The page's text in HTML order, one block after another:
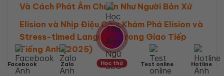
Và Cách Phát Âm Chuẩn Như Người Bản Xứ
Elision và Nhịp Điệu Câu: Khám Phá Elision và
Stress-timed Language trong Giao Tiếp
Tiếng Anh (2025)
Facebook Zalo Học thử Test online Hotline